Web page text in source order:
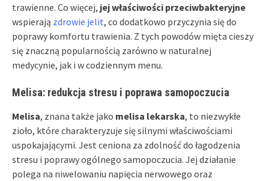
trawienne. Co więcej, jej właściwości przeciwbakteryjne
wspierają zdrowie jelit, co dodatkowo przyczynia się do
poprawy komfortu trawienia. Z tych powodów mięta cieszy
się znaczną popularnością zarówno w naturalnej
medycynie, jak i w codziennym menu.
Melisa: redukcja stresu i poprawa samopoczucia
Melisa, znana także jako melisa lekarska, to niezwykłe
zioło, które charakteryzuje się silnymi właściwościami
uspokajającymi. Jest ceniona za zdolność do łagodzenia
stresu i poprawy ogólnego samopoczucia. Jej działanie
polega na niwelowaniu napięcia nerwowego oraz